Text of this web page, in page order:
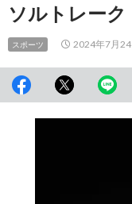
ソルトレーク
スポーツ 2024年7月24